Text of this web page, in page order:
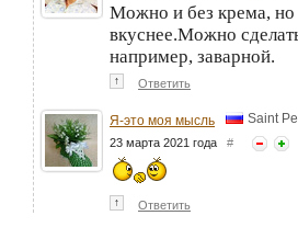
Можно и без крема,
вкуснее.Можно
например, заварной.
↑ Ответить
Я-это моя мысль Saint
23 марта 2021 года #
↑ Ответить